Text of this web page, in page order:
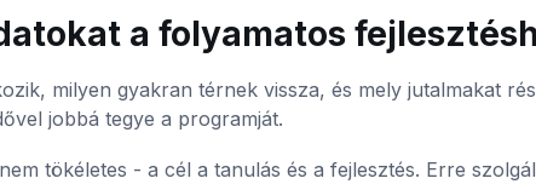
a folyamatos
milyen gyakran térnek vissza, és mely jutalmakat
jobbá tegye a programját.
tökéletes - a cél a tanulás és a fejlesztés. Erre